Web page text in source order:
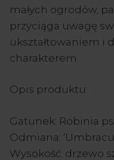
małych ogrodów,
przyciąga uwagę
ukształtowaniem i
charakterem.
Opis produktu:
Gatunek: Robinia
Odmiana:
Wysokość: drzewo